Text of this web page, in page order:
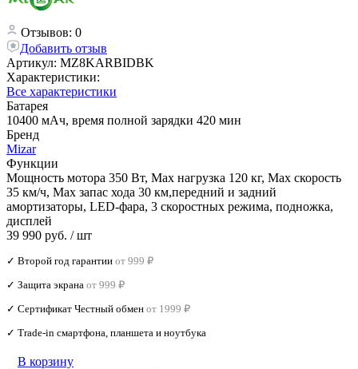
Отзывов: 0
Добавить отзыв
Артикул: MZ8KARBIDBK
Характеристики:
Все характеристики
Батарея
10400 мАч, время полной зарядки 420 мин
Бренд
Mizar
Функции
Мощность мотора 350 Вт, Max нагрузка 120 кг, Max скорость
35 км/ч, Max запас хода 30 км,передний и задний
амортизаторы, LED-фара, 3 скоростных режима, подножка,
дисплей
39 990 руб. / шт
✓ Второй год гарантии от 999 ₽
✓ Защита экрана от 999 ₽
✓ Сертификат Честный обмен от 1999 ₽
✓ Trade‑in смартфона, планшета и ноутбука
В корзину